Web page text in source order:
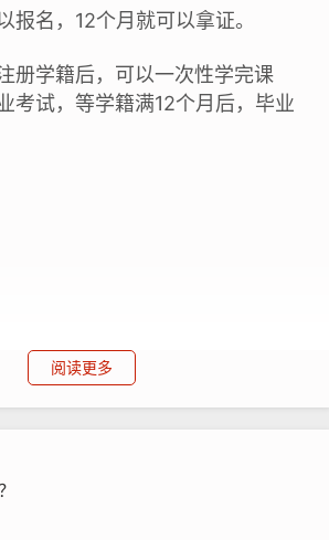
报名，12个月就可以拿证。
册学籍后，可以一次性学完课
考试，等学籍满12个月后，毕业
阅读更多